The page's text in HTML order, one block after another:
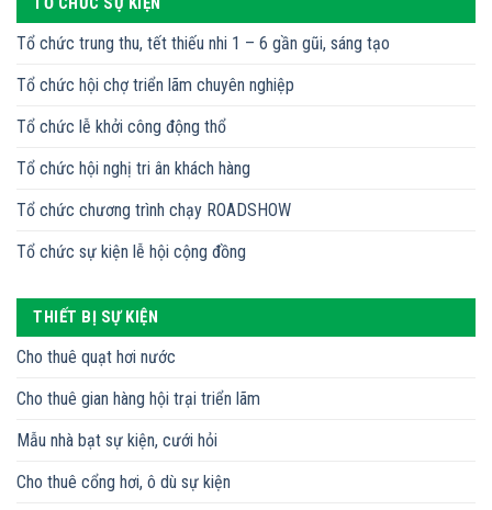
Tổ chức trung thu, tết thiếu nhi 1 – 6 gần gũi, sáng tạo
Tổ chức hội chợ triển lãm chuyên nghiệp
Tổ chức lễ khởi công động thổ
Tổ chức hội nghị tri ân khách hàng
Tổ chức chương trình chạy ROADSHOW
Tổ chức sự kiện lễ hội cộng đồng
THIẾT BỊ SỰ KIỆN
Cho thuê quạt hơi nước
Cho thuê gian hàng hội trại triển lãm
Mẫu nhà bạt sự kiện, cưới hỏi
Cho thuê cổng hơi, ô dù sự kiện